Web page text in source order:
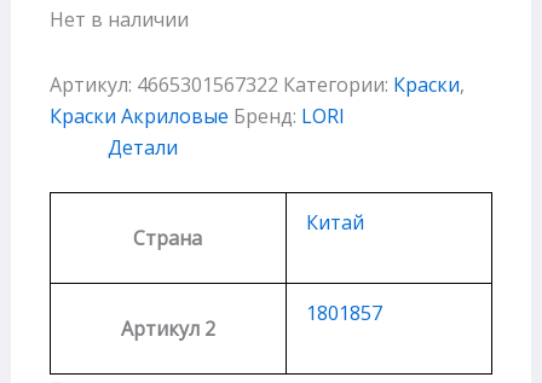
Нет в наличии
Артикул: 4665301567322 Категории: Краски,
Краски Акриловые Бренд: LORI
Детали
Страна
Китай
Артикул 2
1801857